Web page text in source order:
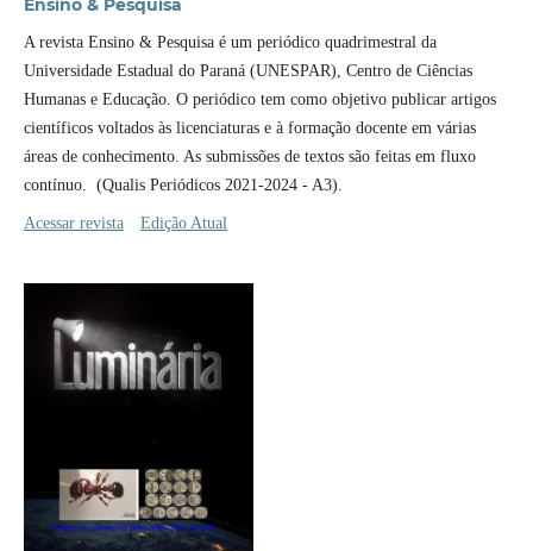
Ensino & Pesquisa
A revista Ensino & Pesquisa é um periódico quadrimestral da
Universidade Estadual do Paraná (UNESPAR), Centro de Ciências
Humanas e Educação. O periódico tem como objetivo publicar artigos
cientí­ficos voltados às licenciaturas e à formação docente em várias
áreas de conhecimento. As submissões de textos são feitas em fluxo
contí­nuo. (Qualis Periódicos 2021-2024 - A3).
Acessar revista Edição Atual